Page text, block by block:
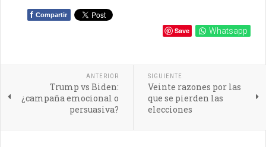
f Compartir
Save Whatsapp
ANTERIOR
Trump vs Biden:
¿campaña emocional o
persuasiva?
SIGUIENTE
Veinte razones por las
que se pierden las
elecciones